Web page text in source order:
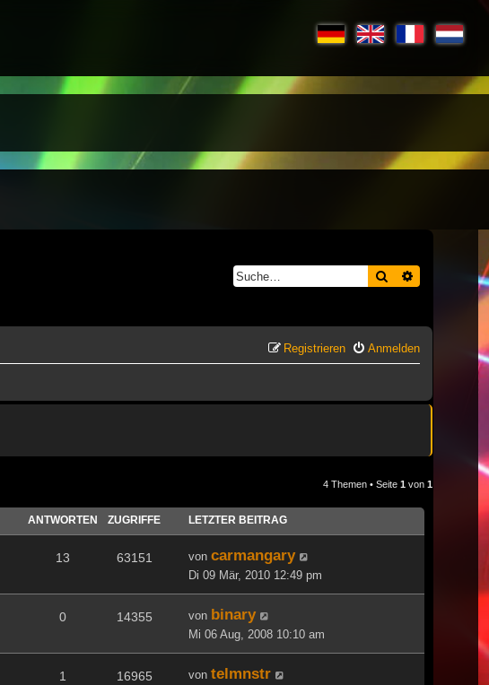
Suche Erweiterte
Anmelden
Registrieren
4 Themen • Seite 1 von 1
ANTWORTEN ZUGRIFFE LETZTER BEITRAG
13 63151 von carmangary
Di 09 Mär, 2010 12:49 pm
0 14355 von binary
Mi 06 Aug, 2008 10:10 am
1 16965 von telmnstr